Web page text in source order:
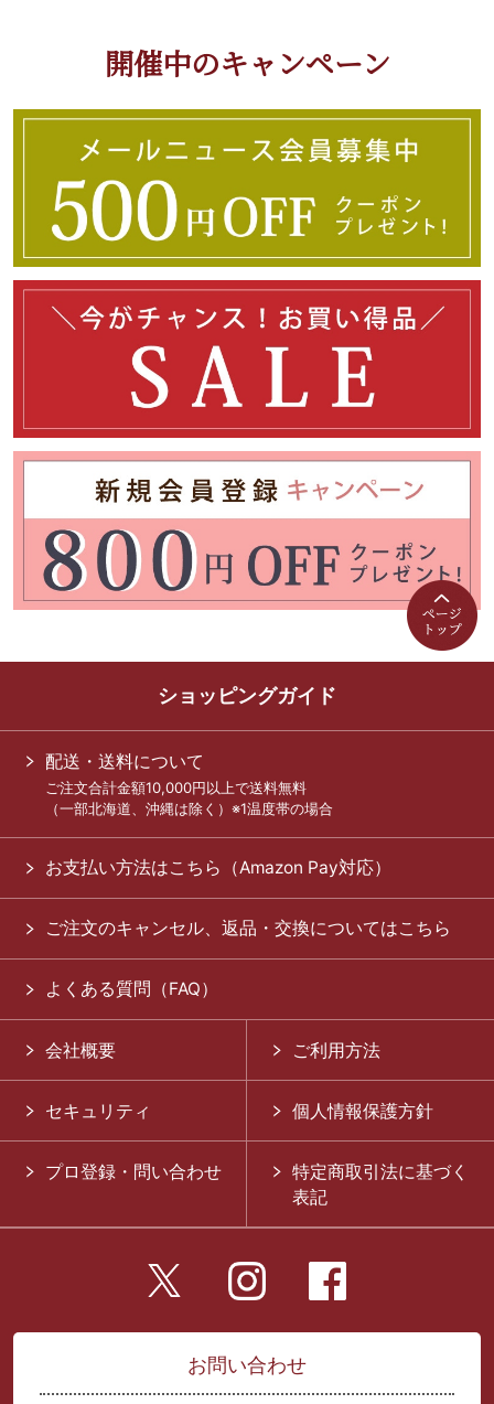
開催中のキャンペーン
ショッピングガイド
配送・送料について
ご注文合計金額10,000円以上で送料無料
（一部北海道、沖縄は除く）※1温度帯の場合
お支払い方法はこちら（Amazon Pay対応）
ご注文のキャンセル、返品・交換についてはこちら
よくある質問（FAQ）
会社概要 ご利用方法
セキュリティ 個人情報保護方針
プロ登録・問い合わせ
特定商取引法に基づく
表記
お問い合わせ